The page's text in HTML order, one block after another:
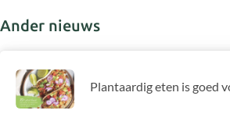
Ander nieuws
Plantaardig eten is goed